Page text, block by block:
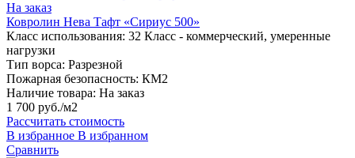
На заказ
Ковролин Нева Тафт «Сириус 500»
Класс использования: 32 Класс - коммерческий, умеренные
нагрузки
Тип ворса: Разрезной
Пожарная безопасность: КМ2
Наличие товара: На заказ
1 700 руб./м2
Рассчитать стоимость
В избранное В избранном
Сравнить